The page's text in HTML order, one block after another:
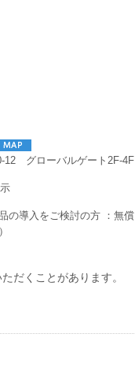
12 グローバルゲート2F-4F
の導入をご検討の方 ：無償
だくことがあります。